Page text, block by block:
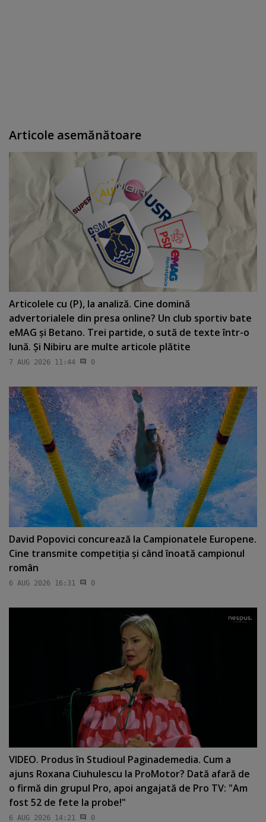
Articole asemănătoare
Articolele cu (P), la analiză. Cine domină
advertorialele din presa online? Un club sportiv bate
eMAG şi Betano. Trei partide, o sută de texte într-o
lună. Şi Nibiru are multe articole plătite
7 AUG 2026 11:44 0
David Popovici concurează la Campionatele Europene.
Cine transmite competiţia şi când înoată campionul
român
6 AUG 2026 16:31 0
VIDEO. Produs în Studioul Paginademedia. Cum a
ajuns Roxana Ciuhulescu la ProMotor? Dată afară de
o firmă din grupul Pro, apoi angajată de Pro TV: "Am
fost 52 de fete la probe!"
6 AUG 2026 14:21 0